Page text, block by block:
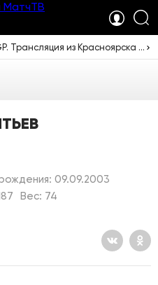
00:30 Автоспорт. Дрифт. RDS GP. Трансляция из Красноярска [6+]
09.09.2003
Вес: 74